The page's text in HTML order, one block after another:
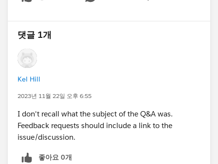
댓글 1개
Kel Hill
2023년 11월 22일 오후 6:55
I don't recall what the subject of the Q&A was.
Feedback requests should include a link to the
issue/discussion.
좋아요 0개